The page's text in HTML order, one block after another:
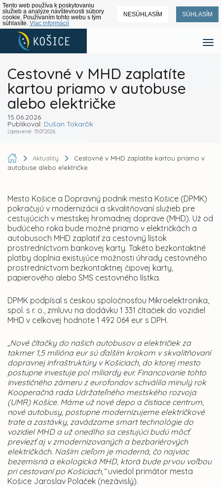
Tento web používa k poskytovaniu
služieb a analýze návštevnosti súbory
cookie. Používaním tohto webu s tým
súhlasíte. Viac informácií
NESÚHLASÍM SÚHLASÍM
Cestovné v MHD zaplatíte
kartou priamo v autobuse
alebo električke
15.06.2026
Publikoval: Dušan Tokarčík
Upravené: 15.07.2026
Aktuality
Cestovné v MHD zaplatíte kartou priamo v
autobuse alebo električke
Mesto Košice a Dopravný podnik mesta Košice (DPMK)
pokračujú v modernizácii a skvalitňovaní služieb pre
cestujúcich v mestskej hromadnej doprave (MHD). Už od
budúceho roka bude možné priamo v električkách a
autobusoch MHD zaplatiť za cestovný lístok
prostredníctvom bankovej karty. Takéto bezkontaktné
platby doplnia existujúce možnosti úhrady cestovného
prostredníctvom bezkontaktnej čipovej karty,
papierového alebo SMS cestovného lístka.
DPMK podpísal s českou spoločnosťou Mikroelektronika,
spol. s r. o., zmluvu na dodávku 1 331 čítačiek do vozidiel
MHD v celkovej hodnote 1 492 064 eur s DPH.
„Nové čítačky do našich autobusov a električiek za
takmer 1,5 milióna eur sú ďalším krokom v skvalitňovaní
dopravnej infraštruktúry v Košiciach, do ktorej mesto
postupne investuje pol miliardy eur. Financovanie tohto
investičného zámeru z eurofondov schválila minulý rok
Kooperačná rada Udržateľného mestského rozvoja
(UMR) Košice. Máme už nové depo a čistiace centrum,
nové autobusy, postupne modernizujeme električkové
trate a zastávky, zavádzame smart technológie do
vozidiel MHD a už onedlho sa cestujúci budú môcť
previezť aj v zmodernizovaných a bezbariérových
električkách. Naším cieľom je moderná, čo najviac
bezemisná a ekologická MHD, ktorá bude prvou voľbou
pri cestovaní po Košiciach,“uviedol primátor mesta
Košice Jaroslav Polaček (nezávislý).